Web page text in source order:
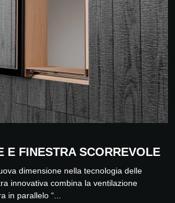
E FINESTRA SCORREVOLE
dimensione nella tecnologia delle
innovativa combina la ventilazione
in parallelo “...